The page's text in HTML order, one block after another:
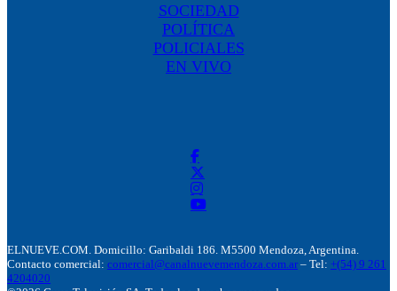
SOCIEDAD
POLÍTICA
POLICIALES
EN VIVO
ELNUEVE.COM. Domicillo: Garibaldi 186. M5500 Mendoza, Argentina.
Contacto comercial: comercial@canalnuevemendoza.com.ar – Tel: +(54) 9 261
4204020